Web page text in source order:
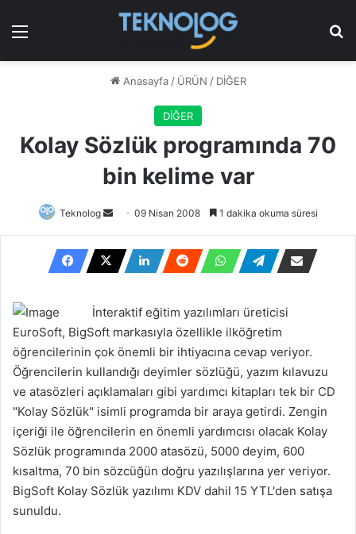
Menü
Anasayfa / ÜRÜN / DİĞER
DİĞER
Kolay Sözlük programında 70
bin kelime var
Teknolog
Bir
posta
göndermek
09 Nisan 2008 1 dakika okuma süresi
İnteraktif eğitim yazılımları üreticisi
EuroSoft, BigSoft markasıyla özellikle ilköğretim
öğrencilerinin çok önemli bir ihtiyacına cevap veriyor.
Öğrencilerin kullandığı deyimler sözlüğü, yazım kılavuzu
ve atasözleri açıklamaları gibi yardımcı kitapları tek bir CD
"Kolay Sözlük" isimli programda bir araya getirdi. Zengin
içeriği ile öğrencilerin en önemli yardımcısı olacak Kolay
Sözlük programında 2000 atasözü, 5000 deyim, 600
kısaltma, 70 bin sözcüğün doğru yazılışlarına yer veriyor.
BigSoft Kolay Sözlük yazılımı KDV dahil 15 YTL'den satışa
sunuldu.